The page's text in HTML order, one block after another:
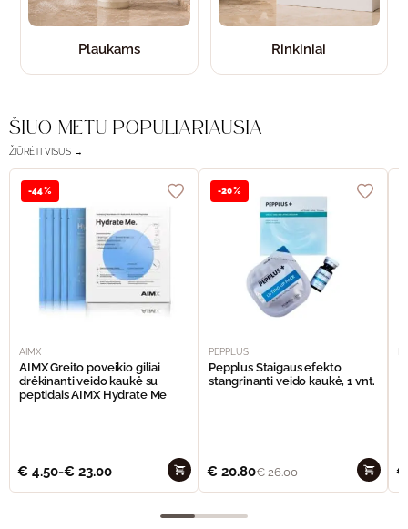
Plaukams Rinkiniai
ŠIUO METU POPULIARIAUSIA
ŽIŪRĖTI VISUS →
-44%
AIMX
AIMX Greito poveikio giliai
drėkinanti veido kaukė su
peptidais AIMX Hydrate Me
€ 4.50-€ 23.00
-20%
PEPPLUS
Pepplus Staigaus efekto
stangrinanti veido kaukė, 1 vnt.
€ 20.80€26.00 €